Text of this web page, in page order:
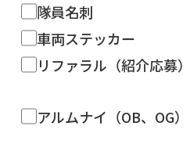
隊員名刺
車両ステッカー
リファラル（紹介応募）
アルムナイ（OB、OG）